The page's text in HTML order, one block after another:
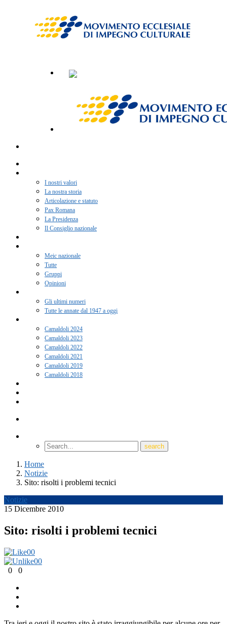
I nostri valori
La nostra storia
Articolazione e statuto
Pax Romana
La Presidenza
Il Consiglio nazionale
Meic nazionale
Tutte
Gruppi
Opinioni
Gli ultimi numeri
Tutte le annate dal 1947 a oggi
Camaldoli 2024
Camaldoli 2023
Camaldoli 2022
Camaldoli 2021
Camaldoli 2019
Camaldoli 2018
Home
Notizie
Sito: risolti i problemi tecnici
Notizie
15 Dicembre 2010
Sito: risolti i problemi tecnici
00
00
0
0